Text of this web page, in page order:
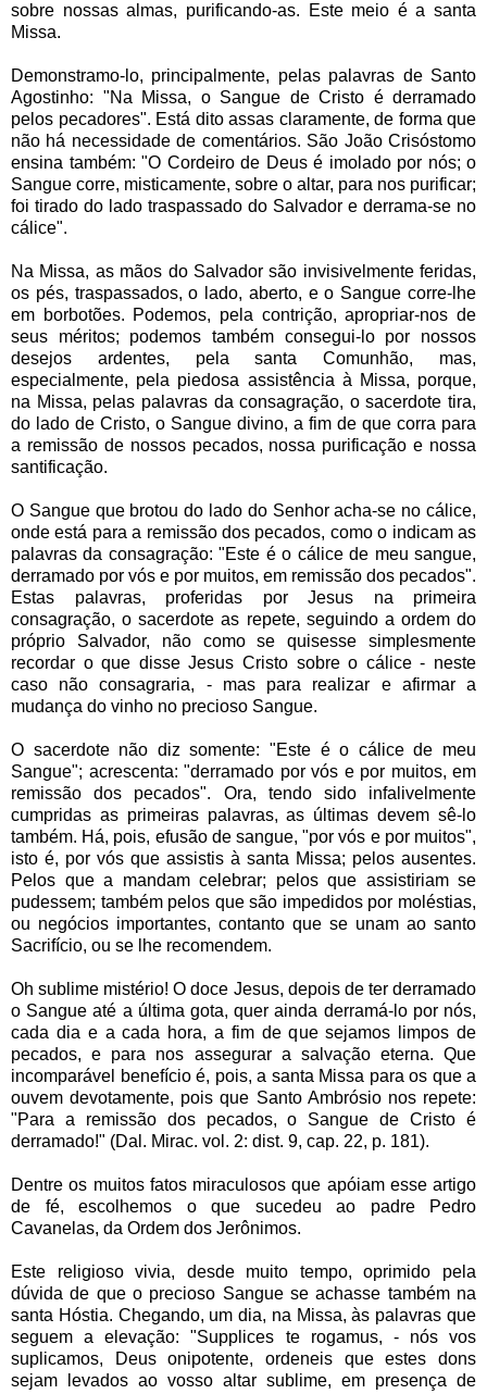
sobre nossas almas, purificando-as. Este meio é a santa
Missa.
Demonstramo-lo, principalmente, pelas palavras de Santo
Agostinho: "Na Missa, o Sangue de Cristo é derramado
pelos pecadores". Está dito assas claramente, de forma que
não há necessidade de comentários. São João Crisóstomo
ensina também: "O Cordeiro de Deus é imolado por nós; o
Sangue corre, misticamente, sobre o altar, para nos purificar;
foi tirado do lado traspassado do Salvador e derrama-se no
cálice".
Na Missa, as mãos do Salvador são invisivelmente feridas,
os pés, traspassados, o lado, aberto, e o Sangue corre-lhe
em borbotões. Podemos, pela contrição, apropriar-nos de
seus méritos; podemos também consegui-lo por nossos
desejos ardentes, pela santa Comunhão, mas,
especialmente, pela piedosa assistência à Missa, porque,
na Missa, pelas palavras da consagração, o sacerdote tira,
do lado de Cristo, o Sangue divino, a fim de que corra para
a remissão de nossos pecados, nossa purificação e nossa
santificação.
O Sangue que brotou do lado do Senhor acha-se no cálice,
onde está para a remissão dos pecados, como o indicam as
palavras da consagração: "Este é o cálice de meu sangue,
derramado por vós e por muitos, em remissão dos pecados".
Estas palavras, proferidas por Jesus na primeira
consagração, o sacerdote as repete, seguindo a ordem do
próprio Salvador, não como se quisesse simplesmente
recordar o que disse Jesus Cristo sobre o cálice - neste
caso não consagraria, - mas para realizar e afirmar a
mudança do vinho no precioso Sangue.
O sacerdote não diz somente: "Este é o cálice de meu
Sangue"; acrescenta: "derramado por vós e por muitos, em
remissão dos pecados". Ora, tendo sido infalivelmente
cumpridas as primeiras palavras, as últimas devem sê-lo
também. Há, pois, efusão de sangue, "por vós e por muitos",
isto é, por vós que assistis à santa Missa; pelos ausentes.
Pelos que a mandam celebrar; pelos que assistiriam se
pudessem; também pelos que são impedidos por moléstias,
ou negócios importantes, contanto que se unam ao santo
Sacrifício, ou se lhe recomendem.
Oh sublime mistério! O doce Jesus, depois de ter derramado
o Sangue até a última gota, quer ainda derramá-lo por nós,
cada dia e a cada hora, a fim de que sejamos limpos de
pecados, e para nos assegurar a salvação eterna. Que
incomparável benefício é, pois, a santa Missa para os que a
ouvem devotamente, pois que Santo Ambrósio nos repete:
"Para a remissão dos pecados, o Sangue de Cristo é
derramado!" (Dal. Mirac. vol. 2: dist. 9, cap. 22, p. 181).
Dentre os muitos fatos miraculosos que apóiam esse artigo
de fé, escolhemos o que sucedeu ao padre Pedro
Cavanelas, da Ordem dos Jerônimos.
Este religioso vivia, desde muito tempo, oprimido pela
dúvida de que o precioso Sangue se achasse também na
santa Hóstia. Chegando, um dia, na Missa, às palavras que
seguem a elevação: "Supplices te rogamus, - nós vos
suplicamos, Deus onipotente, ordeneis que estes dons
sejam levados ao vosso altar sublime, em presença de